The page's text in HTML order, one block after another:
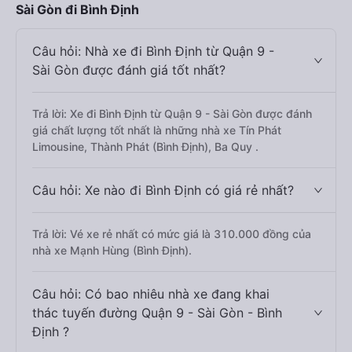
Sài Gòn đi Bình Định
Câu hỏi: Nhà xe đi Bình Định từ Quận 9 -
Sài Gòn được đánh giá tốt nhất?
Trả lời: Xe đi Bình Định từ Quận 9 - Sài Gòn được đánh
giá chất lượng tốt nhất là những nhà xe Tín Phát
Limousine, Thành Phát (Bình Định), Ba Quy .
Câu hỏi: Xe nào đi Bình Định có giá rẻ nhất?
Trả lời: Vé xe rẻ nhất có mức giá là 310.000 đồng của
nhà xe Mạnh Hùng (Bình Định).
Câu hỏi: Có bao nhiêu nhà xe đang khai
thác tuyến đường Quận 9 - Sài Gòn - Bình
Định ?